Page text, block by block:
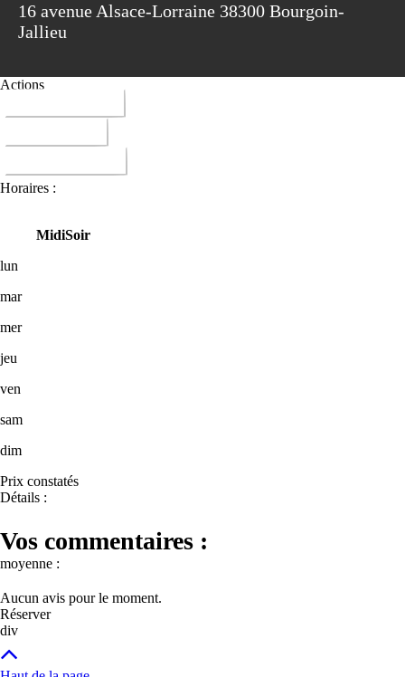
16 avenue Alsace-Lorraine 38300 Bourgoin-
Jallieu
Actions
Horaires :
MidiSoir
lun
mar
mer
jeu
ven
sam
dim
Prix constatés
Détails :
Vos commentaires :
moyenne :
Aucun avis pour le moment.
Réserver
div